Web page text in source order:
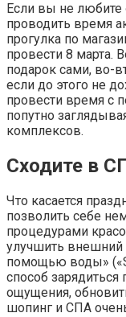
Если вы не любите
проводить время
прогулка по
провести 8 марта.
подарок сами, во-
если до этого не
провести время с
попутно
комплексов.
Сходите в
Что касается
позволить себе
процедурами
улучшить внешний
помощью воды»
способ
ощущения,
шопинг и СПА